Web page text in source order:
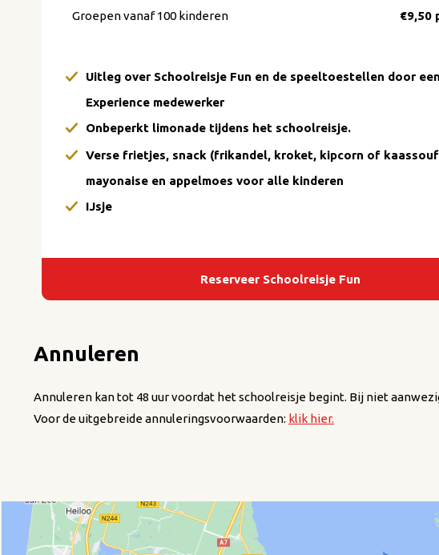
Groepen vanaf 100 kinderen €9,50
Uitleg over Schoolreisje Fun en de speeltoestellen door
Experience medewerker
Onbeperkt limonade tijdens het schoolreisje.
Verse frietjes, snack (frikandel, kroket, kipcorn of
mayonaise en appelmoes voor alle kinderen
IJsje
Reserveer Schoolreisje Fun
Annuleren
Annuleren kan tot 48 uur voordat het schoolreisje begint. Bij niet
Voor de uitgebreide annuleringsvoorwaarden: klik hier.